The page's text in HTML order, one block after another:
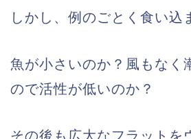
しかし、例のごとく食い込
魚が小さいのか？風もなく
ので活性が低いのか？
その後も広大なフラットを